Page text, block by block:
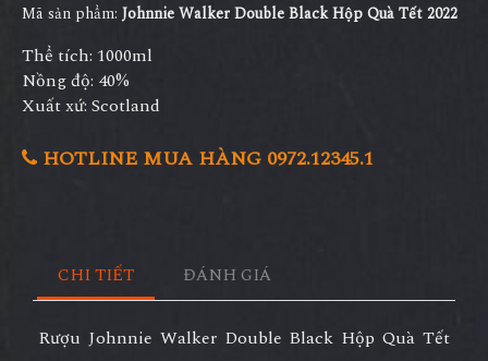
Mã sản phẩm: Johnnie Walker Double Black Hộp Quà Tết 2022
Thể tích: 1000ml
Nồng độ: 40%
Xuất xứ: Scotland
HOTLINE MUA HÀNG 0972.12345.1
CHI TIẾT ĐÁNH GIÁ
Rượu Johnnie Walker Double Black Hộp Quà Tết